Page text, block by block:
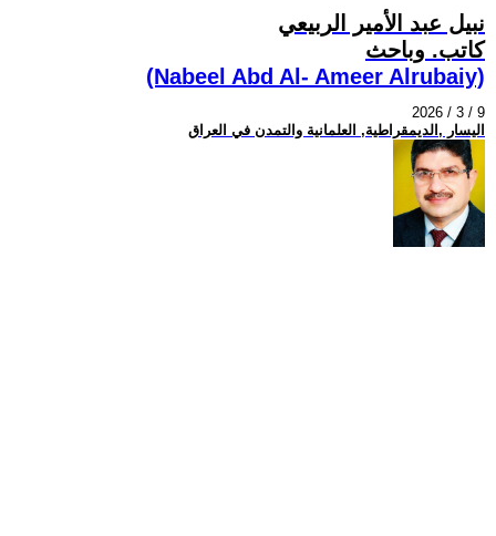
نبيل عبد الأمير الربيعي
كاتب. وباحث
(Nabeel Abd Al- Ameer Alrubaiy)
2026 / 3 / 9
اليسار ,الديمقراطية, العلمانية والتمدن في العراق